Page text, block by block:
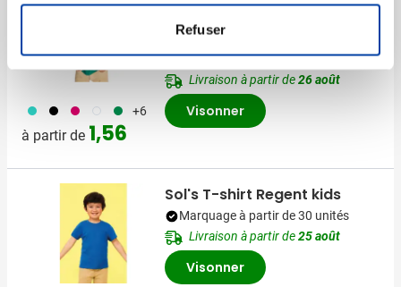
Refuser
033 001 771 002 134 +6
à partir de 1,56
manches courtes
Marquage à partir de 50 unités
Livraison à partir de26 août
Visonner
Sol's T-shirt Regent kids
Marquage à partir de 30 unités
Livraison à partir de25 août
Visonner